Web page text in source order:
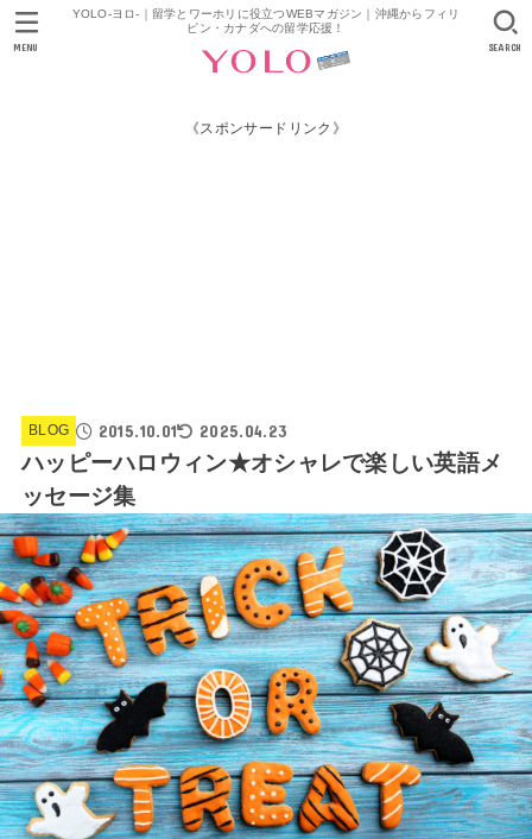
YOLO-ヨロ-｜留学とワーホリに役立つWEBマガジン｜沖縄からフィリ
ピン・カナダへの留学応援！
SEARCH
MENU
《スポンサードリンク》
BLOG 2015.10.01 2025.04.23
ハッピーハロウィン★オシャレで楽しい英語メ
ッセージ集